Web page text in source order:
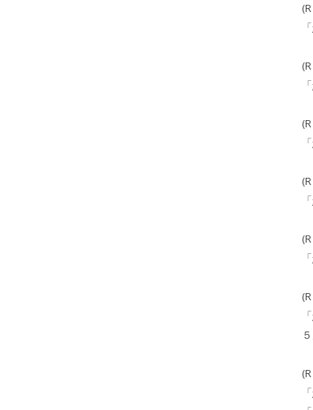
「
「
「
「
「
「
「